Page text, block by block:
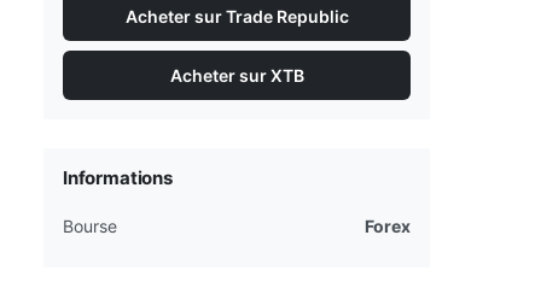
Acheter sur Trade Republic
Acheter sur XTB
Informations
Bourse Forex